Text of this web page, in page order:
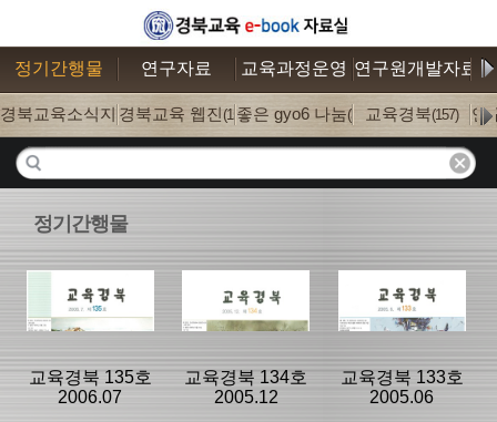
정기간행물 연구자료 교육과정운영 연구원개발자료
경북교육소식지 (71)
경북교육 웹진(15)좋은 gyo6 나눔(35)교육경북(157) 연
정기간행물
교육경북 135호
2006.07
교육경북 134호
2005.12
교육경북 133호
2005.06